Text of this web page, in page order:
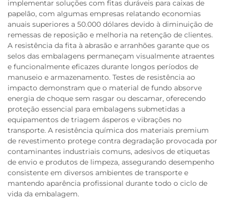
implementar soluções com fitas duráveis para caixas de
papelão, com algumas empresas relatando economias
anuais superiores a 50.000 dólares devido à diminuição de
remessas de reposição e melhoria na retenção de clientes.
A resistência da fita à abrasão e arranhões garante que os
selos das embalagens permaneçam visualmente atraentes
e funcionalmente eficazes durante longos períodos de
manuseio e armazenamento. Testes de resistência ao
impacto demonstram que o material de fundo absorve
energia de choque sem rasgar ou descamar, oferecendo
proteção essencial para embalagens submetidas a
equipamentos de triagem ásperos e vibrações no
transporte. A resistência química dos materiais premium
de revestimento protege contra degradação provocada por
contaminantes industriais comuns, adesivos de etiquetas
de envio e produtos de limpeza, assegurando desempenho
consistente em diversos ambientes de transporte e
mantendo aparência profissional durante todo o ciclo de
vida da embalagem.